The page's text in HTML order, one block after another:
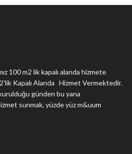
100 m2 lik kapalı alanda hizmete
Kapalı Alanda Hizmet Vermektedir.
günden bu yana
sunmak, yüzde yüz m&uum